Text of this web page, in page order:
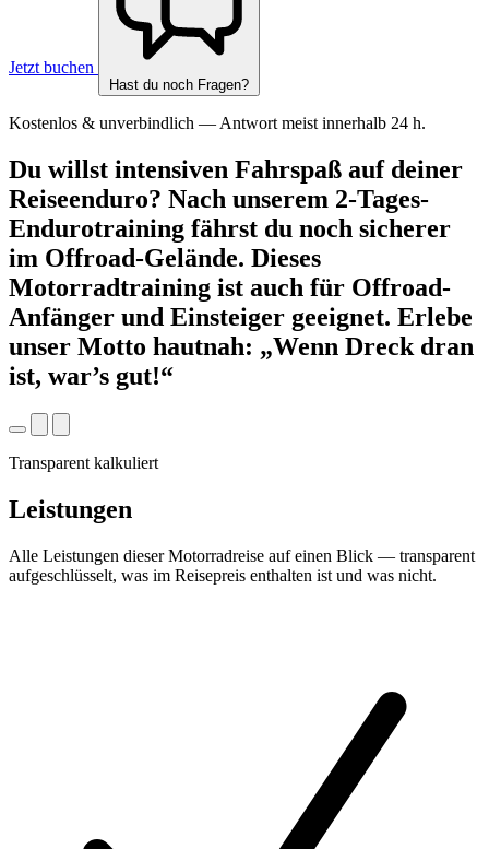
Jetzt buchen
Hast du noch Fragen?
Kostenlos & unverbindlich — Antwort meist innerhalb 24 h.
Du willst intensiven Fahrspaß auf deiner
Reiseenduro? Nach unserem 2-Tages-
Endurotraining fährst du noch sicherer
im Offroad-Gelände. Dieses
Motorradtraining ist auch für Offroad-
Anfänger und Einsteiger geeignet. Erlebe
unser Motto hautnah: „Wenn Dreck dran
ist, war’s gut!“
Transparent kalkuliert
Leistungen
Alle Leistungen dieser Motorradreise auf einen Blick — transparent
aufgeschlüsselt, was im Reisepreis enthalten ist und was nicht.